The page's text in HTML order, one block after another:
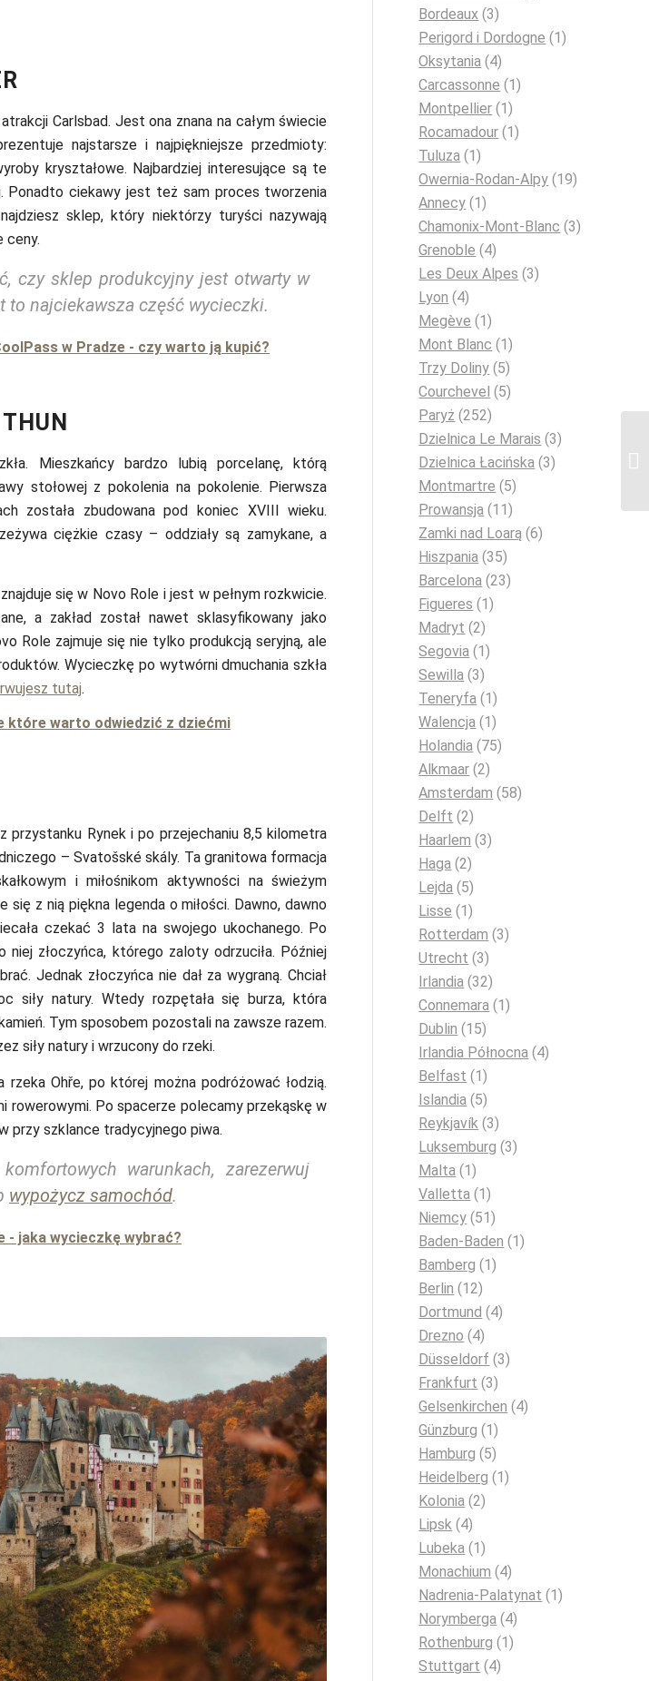
Carlsbad. Jest ona znana na całym świecie
najstarsze i najpiękniejsze przedmioty:
kryształowe. Najbardziej interesujące są te
Ponadto ciekawy jest też sam proces tworzenia
sklep, który niektórzy turyści nazywają
ceny.
czy sklep produkcyjny jest otwarty w
to najciekawsza część wycieczki.
w Pradze - czy warto ją kupić?
Mieszkańcy bardzo lubią porcelanę, którą
stołowej z pokolenia na pokolenie. Pierwsza
została zbudowana pod koniec XVIII wieku.
ciężkie czasy – oddziały są zamykane, a
się w Novo Role i jest w pełnym rozkwicie.
a zakład został nawet sklasyfikowany jako
Role zajmuje się nie tylko produkcją seryjną, ale
Wycieczkę po wytwórni dmuchania szkła
tutaj.
które warto odwiedzić z dziećmi
przystanku Rynek i po przejechaniu 8,5 kilometra
– Svatošské skály. Ta granitowa formacja
i miłośnikom aktywności na świeżym
z nią piękna legenda o miłości. Dawno, dawno
czekać 3 lata na swojego ukochanego. Po
złoczyńca, którego zaloty odrzuciła. Później
Jednak złoczyńca nie dał za wygraną. Chciał
siły natury. Wtedy rozpętała się burza, która
Tym sposobem pozostali na zawsze razem.
siły natury i wrzucony do rzeki.
rzeka Ohře, po której można podróżować łodzią.
rowerowymi. Po spacerze polecamy przekąskę w
przy szklance tradycyjnego piwa.
warunkach, zarezerwuj
wypożycz samochód.
- jaka wycieczkę wybrać?
Bordeaux (3)
Perigord i Dordogne (1)
Oksytania (4)
Carcassonne (1)
Montpellier (1)
Rocamadour (1)
Tuluza (1)
Owernia-Rodan-Alpy (19)
Annecy (1)
Chamonix-Mont-Blanc (3)
Grenoble (4)
Les Deux Alpes (3)
Lyon (4)
Megève (1)
Mont Blanc (1)
Trzy Doliny (5)
Courchevel (5)
Paryż (252)
Dzielnica Le Marais (3)
Dzielnica Łacińska (3)
Montmartre (5)
Prowansja (11)
Zamki nad Loarą (6)
Hiszpania (35)
Barcelona (23)
Figueres (1)
Madryt (2)
Segovia (1)
Sewilla (3)
Teneryfa (1)
Walencja (1)
Holandia (75)
Alkmaar (2)
Amsterdam (58)
Delft (2)
Haarlem (3)
Haga (2)
Lejda (5)
Lisse (1)
Rotterdam (3)
Utrecht (3)
Irlandia (32)
Connemara (1)
Dublin (15)
Irlandia Północna (4)
Belfast (1)
Islandia (5)
Reykjavík (3)
Luksemburg (3)
Malta (1)
Valletta (1)
Niemcy (51)
Baden-Baden (1)
Bamberg (1)
Berlin (12)
Dortmund (4)
Drezno (4)
Düsseldorf (3)
Frankfurt (3)
Gelsenkirchen (4)
Günzburg (1)
Hamburg (5)
Heidelberg (1)
Kolonia (2)
Lipsk (4)
Lubeka (1)
Monachium (4)
Nadrenia-Palatynat (1)
Norymberga (4)
Rothenburg (1)
Stuttgart (4)